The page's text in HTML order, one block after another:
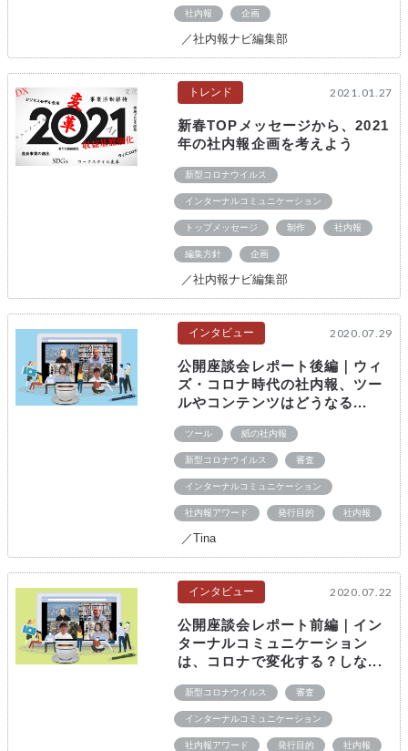
社内報 企画
／社内報ナビ編集部
トレンド 2021.01.27
新春TOPメッセージから、2021
年の社内報企画を考えよう
新型コロナウイルス
インターナルコミュニケーション
トップメッセージ 制作 社内報
編集方針 企画
／社内報ナビ編集部
インタビュー 2020.07.29
公開座談会レポート後編｜ウィ
ズ・コロナ時代の社内報、ツー
ルやコンテンツはどうなる...
ツール 紙の社内報
新型コロナウイルス 審査
インターナルコミュニケーション
社内報アワード 発行目的 社内報
／Tina
インタビュー 2020.07.22
公開座談会レポート前編｜イン
ターナルコミュニケーション
は、コロナで変化する？しな...
新型コロナウイルス 審査
インターナルコミュニケーション
社内報アワード 発行目的 社内報